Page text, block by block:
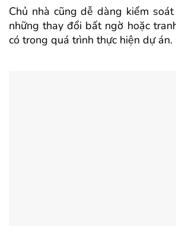
Chủ nhà cũng dễ dàng kiểm
những thay đổi bất ngờ hoặc
có trong quá trình thực hiện dự án.